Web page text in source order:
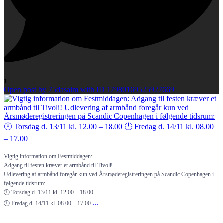
1
Open post by 75dasaim with ID 17980169525927669
Vigtig information om Festmiddagen:
Adgang til festen kræver et armbånd til Tivoli!
Udlevering af armbånd foregår kun ved Årsmøderegistreringen på Scandic Copenhagen i
følgende tidsrum:
🕛 Torsdag d. 13/11 kl. 12.00 – 18.00
🕛 Fredag d. 14/11 kl. 08.00 – 17.00 ...